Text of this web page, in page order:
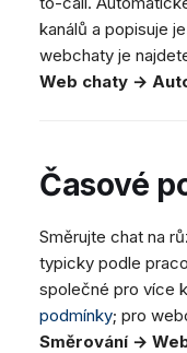
kanálů a popisuje
webchaty je
Web chaty →
Časové
Směrujte chat na
typicky podle
společné pro více
podmínky; pro
Směrování →